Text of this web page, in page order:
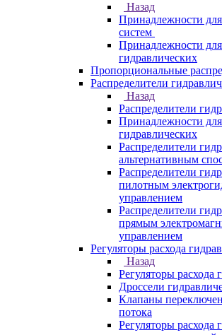
Назад
Принадлежности
систем
Принадлежности
гидравлических
Пропорциональные
Распределители
Назад
Распределители
Принадлежности
гидравлических
Распределители
альтернативным
Распределители
пилотным
управлением
Распределители
прямым
управлением
Регуляторы расхода
Назад
Регуляторы расхода
Дроссели
Клапаны
потока
Регуляторы расхода